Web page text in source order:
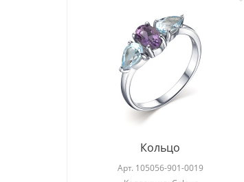
Кольцо
Арт. 105056-901-0019